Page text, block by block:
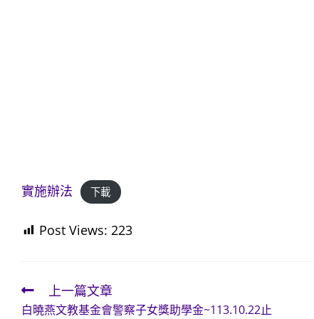
實施辦法 下載
Post Views: 223
Read
more
上一篇文章
白曉燕文教基金會警察子女獎助學金~113.10.22止